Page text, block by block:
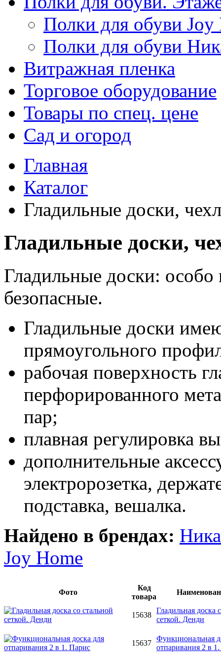
Полки для обуви Joy
Полки для обуви
Витражная пленка
Торговое оборудование
Товары по спец. цене
Сад и огород
Главная
Каталог
Гладильные доски,
Гладильные доски,
Гладильные доски:
безопасные.
Гладильные доски
прямоугольного
рабочая поверхность
перфорированного
пар;
плавная регулировка
дополнительные
электророзетка,
подставка, вешалка.
Найдено в брендах: Ника
Joy Home
Фото
Код
товара
15638
Гладильная доска
сеткой. Денди
15637
Функциональная
отпаривания 2 в